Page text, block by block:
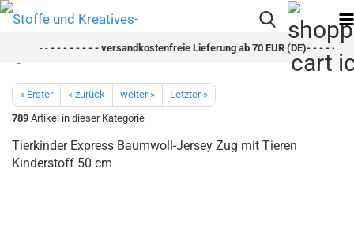
- -- - - - - - - - versandkostenfreie Lieferung ab 70 EUR (DE)- - - - - - -
« Erster « zurück weiter »
Letzter »
789 Artikel in dieser Kategorie
Tierkinder Express Baumwoll-Jersey Zug mit Tieren
Kinderstoff 50 cm